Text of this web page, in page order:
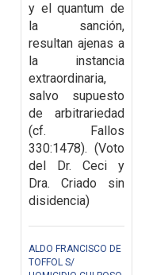
y el quantum de
la sanción,
resultan ajenas a
la instancia
extraordinaria,
salvo supuesto
de arbitrariedad
(cf. Fallos
330:1478). (Voto
del Dr. Ceci y
Dra. Criado sin
disidencia)
ALDO FRANCISCO DE
TOFFOL S/